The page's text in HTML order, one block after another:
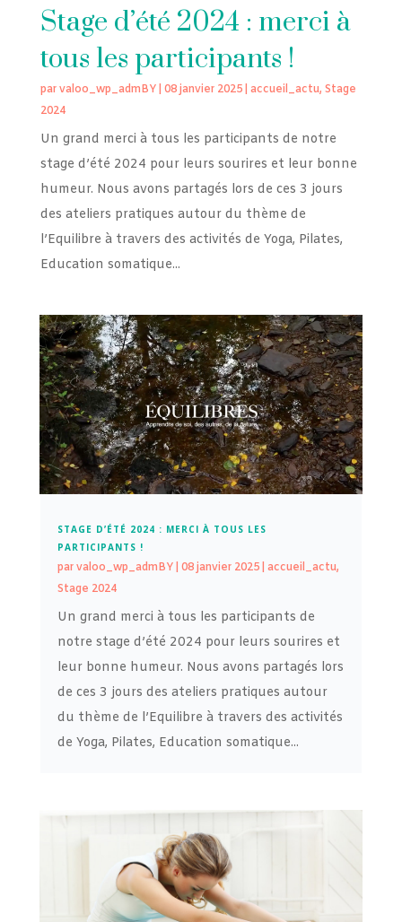
Stage d’été 2024 : merci à
tous les participants !
parvaloo_wp_admBY| 08 janvier 2025| accueil_actu, Stage
2024
Un grand merci à tous les participants de notre
stage d’été 2024 pour leurs sourires et leur bonne
humeur. Nous avons partagés lors de ces 3 jours
des ateliers pratiques autour du thème de
l’Equilibre à travers des activités de Yoga, Pilates,
Education somatique...
STAGE D’ÉTÉ 2024 : MERCI À TOUS LES
PARTICIPANTS !
parvaloo_wp_admBY| 08 janvier 2025| accueil_actu,
Stage 2024
Un grand merci à tous les participants de
notre stage d’été 2024 pour leurs sourires et
leur bonne humeur. Nous avons partagés lors
de ces 3 jours des ateliers pratiques autour
du thème de l’Equilibre à travers des activités
de Yoga, Pilates, Education somatique...